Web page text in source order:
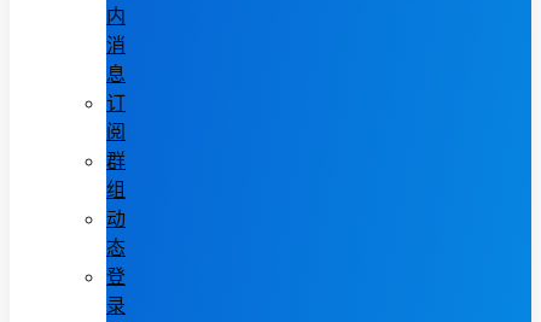
内
消
息
订
阅
群
组
动
态
登
录